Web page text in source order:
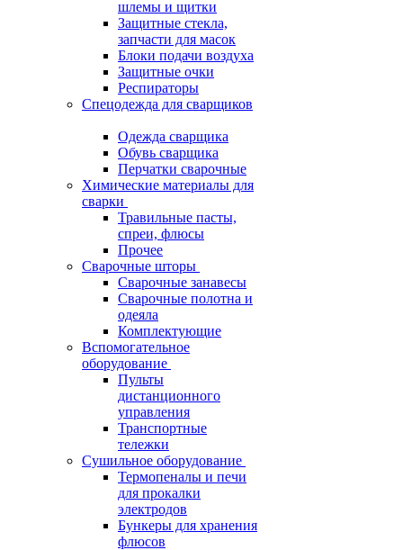
шлемы и щитки
Защитные стекла,
запчасти для масок
Блоки подачи воздуха
Защитные очки
Респираторы
Спецодежда для сварщиков
Одежда сварщика
Обувь сварщика
Перчатки сварочные
Химические материалы для
сварки
Травильные пасты,
спреи, флюсы
Прочее
Сварочные шторы
Сварочные занавесы
Сварочные полотна и
одеяла
Комплектующие
Вспомогательное
оборудование
Пульты
дистанционного
управления
Транспортные
тележки
Сушильное оборудование
Термопеналы и печи
для прокалки
электродов
Бункеры для хранения
флюсов